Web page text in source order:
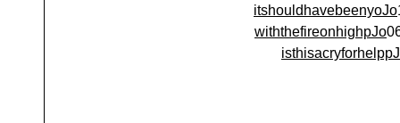
itshouldhavebeenyoJo
withthefireonhighpJo